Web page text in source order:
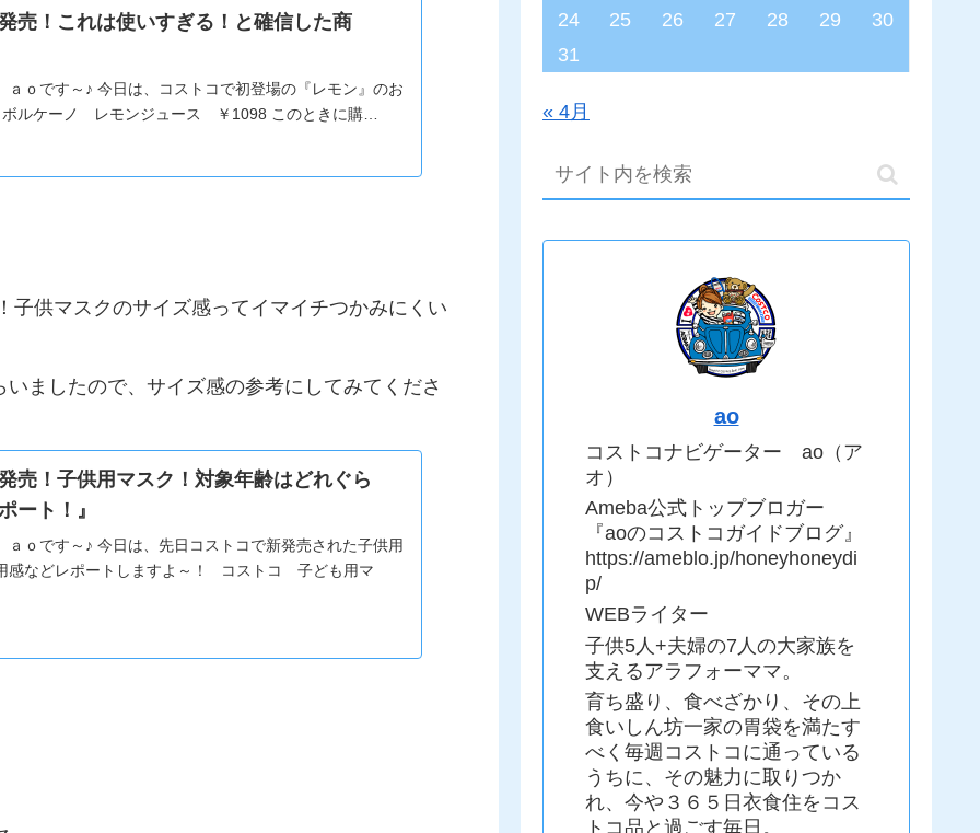
売！これは使いすぎる！と確信した商
ｏです～♪ 今日は、コストコで初登場の『レモン』のお
ルケーノ レモンジュース ￥1098 このときに購…
子供マスクのサイズ感ってイマイチつかみにくい
ましたので、サイズ感の参考にしてみてくださ
売！子供用マスク！対象年齢はどれぐら
ート！』
ｏです～♪ 今日は、先日コストコで新発売された子供用
感などレポートしますよ～！ コストコ 子ども用マ
24
25 26 27 28 29
30
31
« 4月
ao
コストコナビゲーター ao（ア
オ）
Ameba公式トップブロガー
『aoのコストコガイドブログ』
https://ameblo.jp/honeyhoneydi
p/
WEBライター
子供5人+夫婦の7人の大家族を
支えるアラフォーママ。
育ち盛り、食べざかり、その上
食いしん坊一家の胃袋を満たす
べく毎週コストコに通っている
うちに、その魅力に取りつか
れ、今や３６５日衣食住をコス
トコ品と過ごす毎日。